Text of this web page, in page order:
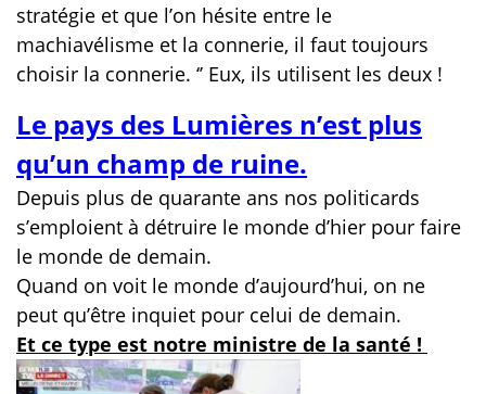
stratégie et que l’on hésite entre le
machiavélisme et la connerie, il faut toujours
choisir la connerie. ‘’ Eux, ils utilisent les deux !
Le pays des Lumières n’est plus
qu’un champ de ruine.
Depuis plus de quarante ans nos politicards
s’emploient à détruire le monde d’hier pour faire
le monde de demain.
Quand on voit le monde d’aujourd’hui, on ne
peut qu’être inquiet pour celui de demain.
Et ce type est notre ministre de la santé !